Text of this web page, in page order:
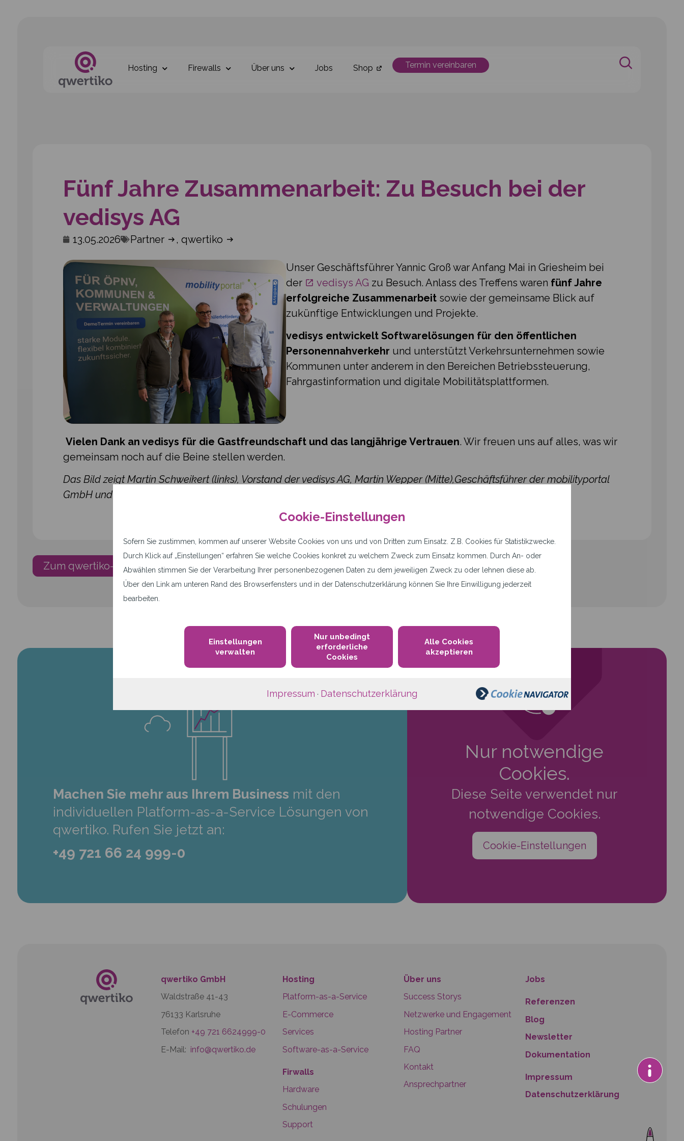
Cookie-Einstellungen
Sofern Sie zustimmen, kommen auf unserer Website Cookies von uns und von Dritten zum Einsatz. Z.B. Cookies für Statistikzwecke.
Durch Klick auf „Einstellungen“ erfahren Sie welche Cookies konkret zu welchem Zweck zum Einsatz kommen. Durch An- oder
Abwählen stimmen Sie der Verarbeitung Ihrer personenbezogenen Daten zu dem jeweiligen Zweck zu oder lehnen diese ab.
Über den Link am unteren Rand des Browserfensters und in der Datenschutzerklärung können Sie Ihre Einwilligung jederzeit
bearbeiten.
Einstellungen
verwalten
Nur unbedingt
erforderliche
Cookies
Alle Cookies
akzeptieren
Impressum · Datenschutzerklärung
Hosting Firewalls Über uns Jobs Shop Termin vereinbaren
Fünf Jahre Zusammenarbeit: Zu Besuch bei der
vedisys AG
13.05.2026 Partner , qwertiko
Unser Geschäftsführer Yannic Groß war Anfang Mai in Griesheim bei
der
vedisys AG zu Besuch. Anlass des Treffens waren fünf Jahre
erfolgreiche Zusammenarbeit sowie der gemeinsame Blick auf
zukünftige Entwicklungen und Projekte.
vedisys entwickelt Softwarelösungen für den öffentlichen
Personennahverkehr und unterstützt Verkehrsunternehmen sowie
Kommunen unter anderem in den Bereichen Betriebssteuerung,
Fahrgastinformation und digitale Mobilitätsplattformen.
Vielen Dank an vedisys für die Gastfreundschaft und das langjährige Vertrauen. Wir freuen uns auf alles, was wir
gemeinsam noch auf die Beine stellen werden.
Das Bild zeigt Martin Schweikert (links), Vorstand der vedisys AG, Martin Wepper (Mitte),Geschäftsführer der mobilityportal
GmbH und Yannic Groß (rechts).
Zum qwertiko-Blog
Machen Sie mehr aus Ihrem Business mit den
individuellen Platform-as-a-Service Lösungen von
qwertiko. Rufen Sie jetzt an:
+49 721 66 24 999-0
Nur notwendige
Cookies.
Diese Seite verwendet nur
notwendige Cookies.
Cookie-Einstellungen
qwertiko GmbH
Waldstraße 41-43
76133 Karlsruhe
Telefon +49 721 6624999-0
E-Mail: info@qwertiko.de
Hosting
Platform-as-a-Service
E-Commerce
Services
Software-as-a-Service
Firwalls
Hardware
Schulungen
Support
Über uns
Success Storys
Netzwerke und Engagement
Hosting Partner
FAQ
Kontakt
Ansprechpartner
Jobs
Referenzen
Blog
Newsletter
Dokumentation
Impressum
Datenschutzerklärung